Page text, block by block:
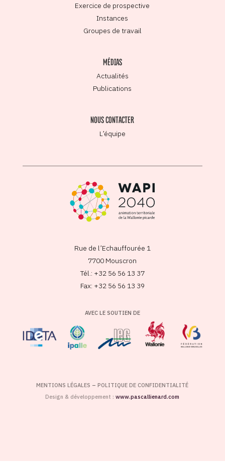
Exercice de prospective
Instances
Groupes de travail
MÉDIAS
Actualités
Publications
NOUS CONTACTER
L’équipe
Rue de l’Echauffourée 1
7700 Mouscron
Tél.: +32 56 56 13 37
Fax: +32 56 56 13 39
AVEC LE SOUTIEN DE
MENTIONS LÉGALES –POLITIQUE DE CONFIDENTIALITÉ
Design & développement :www.pascallienard.com